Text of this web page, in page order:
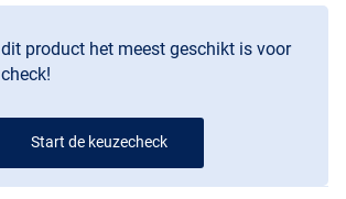
product het meest geschikt is voor
Start de keuzecheck